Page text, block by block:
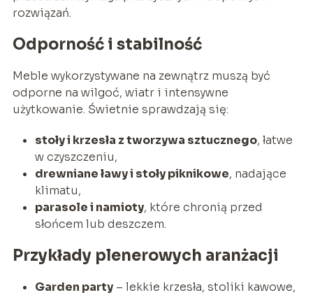
rozwiązań.
Odporność i stabilność
Meble wykorzystywane na zewnątrz muszą być
odporne na wilgoć, wiatr i intensywne
użytkowanie. Świetnie sprawdzają się:
stoły i krzesła z tworzywa sztucznego, łatwe
w czyszczeniu,
drewniane ławy i stoły piknikowe, nadające
klimatu,
parasole i namioty, które chronią przed
słońcem lub deszczem.
Przykłady plenerowych aranżacji
Garden party– lekkie krzesła, stoliki kawowe,